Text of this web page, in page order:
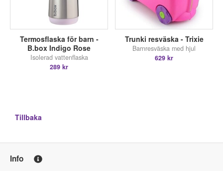
Termosflaska för barn -
B.box Indigo Rose
Isolerad vattenflaska
289 kr
Trunki resväska - Trixie
Barnresväska med hjul
629 kr
Tillbaka
Info